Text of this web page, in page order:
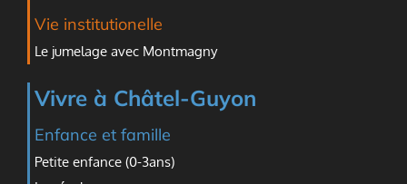
Vie institutionelle
Le jumelage avec Montmagny
Vivre à Châtel-Guyon
Enfance et famille
Petite enfance (0-3ans)